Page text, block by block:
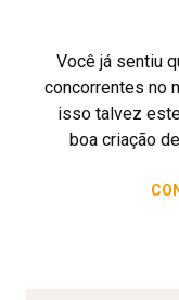
Você já sentiu
concorrentes no
isso talvez
boa criação